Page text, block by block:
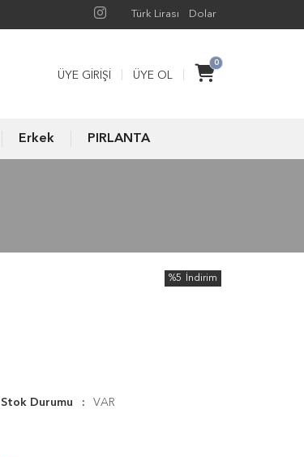
Türk Lirası Dolar
0
ÜYE GIRIŞI ÜYE OL
Erkek PIRLANTA
Stok Durumu VAR
%5 İndirim